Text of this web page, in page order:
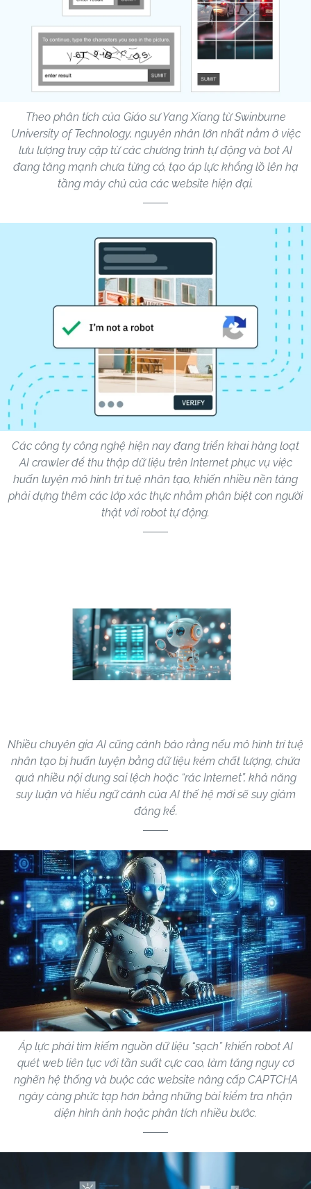
Theo phân tích của Giáo sư Yang Xiang từ Swinburne
University of Technology, nguyên nhân lớn nhất nằm ở việc
lưu lượng truy cập từ các chương trình tự động và bot AI
đang tăng mạnh chưa từng có, tạo áp lực khổng lồ lên hạ
tầng máy chủ của các website hiện đại.
Các công ty công nghệ hiện nay đang triển khai hàng loạt
AI crawler để thu thập dữ liệu trên Internet phục vụ việc
huấn luyện mô hình trí tuệ nhân tạo, khiến nhiều nền tảng
phải dựng thêm các lớp xác thực nhằm phân biệt con người
thật với robot tự động.
Nhiều chuyên gia AI cũng cảnh báo rằng nếu mô hình trí tuệ
nhân tạo bị huấn luyện bằng dữ liệu kém chất lượng, chứa
quá nhiều nội dung sai lệch hoặc “rác Internet”, khả năng
suy luận và hiểu ngữ cảnh của AI thế hệ mới sẽ suy giảm
đáng kể.
Áp lực phải tìm kiếm nguồn dữ liệu “sạch” khiến robot AI
quét web liên tục với tần suất cực cao, làm tăng nguy cơ
nghẽn hệ thống và buộc các website nâng cấp CAPTCHA
ngày càng phức tạp hơn bằng những bài kiểm tra nhận
diện hình ảnh hoặc phân tích nhiều bước.